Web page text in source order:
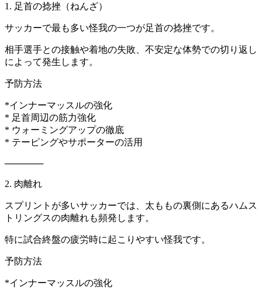
1. 足首の捻挫（ねんざ）
サッカーで最も多い怪我の一つが足首の捻挫です。
相手選手との接触や着地の失敗、不安定な体勢での切り返し
によって発生します。
予防方法
*インナーマッスルの強化
* 足首周辺の筋力強化
* ウォーミングアップの徹底
* テーピングやサポーターの活用
──────
2. 肉離れ
スプリントが多いサッカーでは、太ももの裏側にあるハムス
トリングスの肉離れも頻発します。
特に試合終盤の疲労時に起こりやすい怪我です。
予防方法
*インナーマッスルの強化